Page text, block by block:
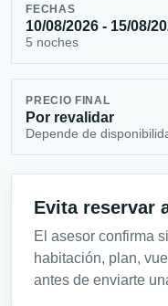
FECHAS
10/08/2026 - 15/08/
5 noches
PRECIO FINAL
Por revalidar
Depende de
Evita reservar
El asesor confirma
habitación, plan,
antes de enviarte